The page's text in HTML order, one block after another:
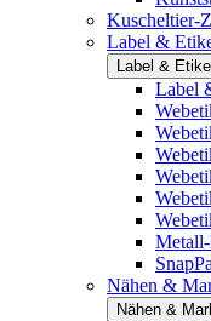
Kuscheltier-
Label &
Label &
Label
Nähen &
Nähen &